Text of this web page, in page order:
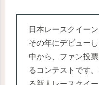
日本レースクイー
その年にデビュー
中から、ファン投
るコンテストです